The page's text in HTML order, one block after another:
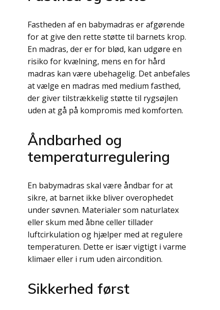
Fastheden af en babymadras er afgørende
for at give den rette støtte til barnets krop.
En madras, der er for blød, kan udgøre en
risiko for kvælning, mens en for hård
madras kan være ubehagelig. Det anbefales
at vælge en madras med medium fasthed,
der giver tilstrækkelig støtte til rygsøjlen
uden at gå på kompromis med komforten.
Åndbarhed og
temperaturregulering
En babymadras skal være åndbar for at
sikre, at barnet ikke bliver overophedet
under søvnen. Materialer som naturlatex
eller skum med åbne celler tillader
luftcirkulation og hjælper med at regulere
temperaturen. Dette er især vigtigt i varme
klimaer eller i rum uden aircondition.
Sikkerhed først